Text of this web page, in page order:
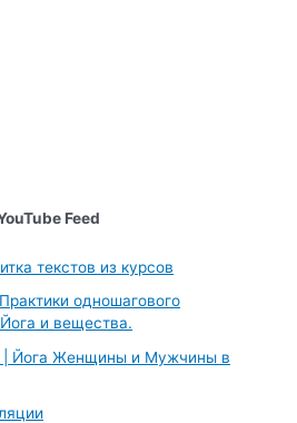
Feed
текстов из курсов
одношагового
и вещества.
| Йога Женщины и Мужчины в